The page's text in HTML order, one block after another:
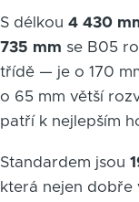
S délkou 4 430
735 mm se B05
třídě — je o 170
o 65 mm větší
patří k nejlepším
Standardem jsou
která nejen dobře